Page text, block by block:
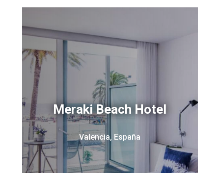
Meraki Beach Hotel
Valencia, España